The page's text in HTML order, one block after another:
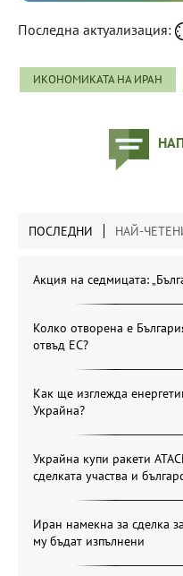
Последна актуализация:
ИКОНОМИКАТА НА ИРАН
ПОСЛЕДНИ НАЙ-
Акция на седмицата:
Колко отворена е
отвъд ЕС?
Как ще изглежда
Украйна?
Украйна купи ракети
сделката участва и
Иран намекна за сделка
му бъдат изпълнени